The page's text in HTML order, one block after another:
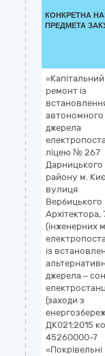
КОНКРЕТНА
ПРЕДМЕТА
«Капітальний
ремонт із
автономного
джерела
ліцею № 267
Дарницького
району м.
вулиця
Вербицького
Архітектора,
(інженерних
із
джерела –
(заходи з
ДК021:2015
45260000-7
«Покрівельні